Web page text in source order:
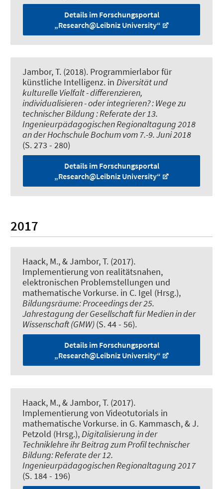
Details im Forschungsportal
„Research@Leibniz University“
Jambor, T. (2018). Programmierlabor für
künstliche Intelligenz. in Diversität und
kulturelle Vielfalt - differenzieren,
individualisieren - oder integrieren? : Wege zu
technischer Bildung : Referate der 13.
Ingenieurpädagogischen Regionaltagung 2018
an der Hochschule Bochum vom 7.-9. Juni 2018
(S. 273 - 280)
Details im Forschungsportal
„Research@Leibniz University“
2017
Haack, M., & Jambor, T. (2017).
Implementierung von realitätsnahen,
elektronischen Problemstellungen und
mathematische Vorkurse. in C. Igel (Hrsg.),
Bildungsräume: Proceedings der 25.
Jahrestagung der Gesellschaft für Medien in der
Wissenschaft (GMW)(S. 44 - 56).
Details im Forschungsportal
„Research@Leibniz University“
Haack, M., & Jambor, T. (2017).
Implementierung von Videotutorials in
mathematische Vorkurse. in G. Kammasch, & J.
Petzold (Hrsg.),Digitalisierung in der
Techniklehre ihr Beitrag zum Profil technischer
Bildung: Referate der 12.
Ingenieurpädagogischen Regionaltagung 2017
(S. 184 - 196)